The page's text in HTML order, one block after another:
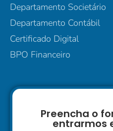
Departamento Societário
Departamento Contábil
Certificado Digital
BPO Financeiro
Preencha o
entrarmos